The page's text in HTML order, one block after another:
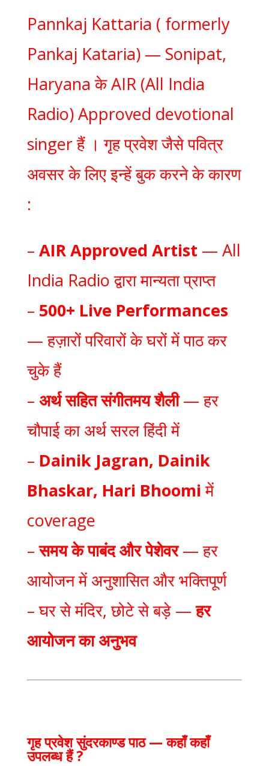
Pannkaj Kattaria ( formerly
Pankaj Kataria) — Sonipat,
Haryana के AIR (All India
Radio) Approved devotional
singer हैं । गृह प्रवेश जैसे पवित्र
अवसर के लिए इन्हें बुक करने के कारण
:
– AIR Approved Artist — All
India Radio द्वारा मान्यता प्राप्त
– 500+ Live Performances
— हज़ारों परिवारों के घरों में पाठ कर
चुके हैं
– अर्थ सहित संगीतमय शैली— हर
चौपाई का अर्थ सरल हिंदी में
– Dainik Jagran, Dainik
Bhaskar, Hari Bhoomiमें
coverage
–समय के पाबंद और पेशेवर— हर
आयोजन में अनुशासित और भक्तिपूर्ण
– घर से मंदिर, छोटे से बड़े —हर
आयोजन का अनुभव
गृह प्रवेश सुंदरकाण्ड पाठ — कहाँ कहाँ
उपलब्ध हैं ?